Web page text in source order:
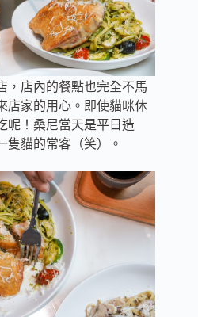
，店內的餐點也完全不馬
店家的用心。即使貓咪休
呢！桑尼當天是平日造
隻貓的常客（笑）。